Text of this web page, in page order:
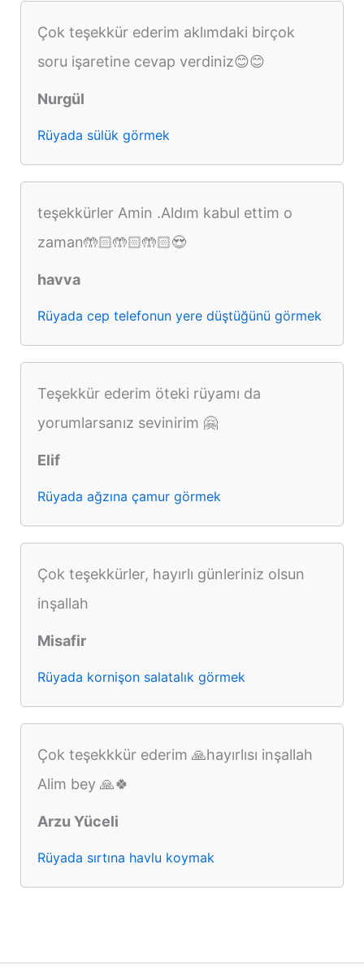
Çok teşekkür ederim aklımdaki birçok
soru işaretine cevap verdiniz😊😊
Nurgül
Rüyada sülük görmek
teşekkürler Amin .Aldım kabul ettim o
zaman🤲🏻🤲🏻🤲🏻😍
havva
Rüyada cep telefonun yere düştüğünü görmek
Teşekkür ederim öteki rüyamı da
yorumlarsanız sevinirim 🤗
Elif
Rüyada ağzına çamur görmek
Çok teşekkürler, hayırlı günleriniz olsun
inşallah
Misafir
Rüyada kornişon salatalık görmek
Çok teşekkkür ederim 🙏hayırlısı inşallah
Alim bey 🙏🍀
Arzu Yüceli
Rüyada sırtına havlu koymak